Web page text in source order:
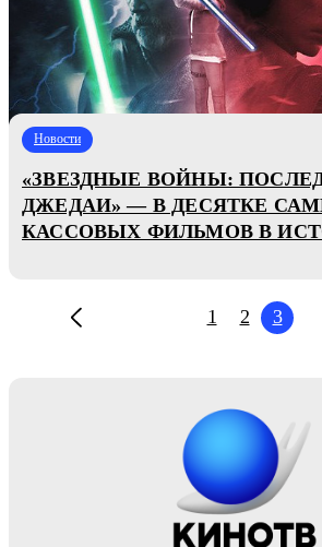
Новости
«ЗВЕЗДНЫЕ ВОЙНЫ:
ДЖЕДАИ» — В ДЕСЯТКЕ
КАССОВЫХ ФИЛЬМОВ В
1 2 3